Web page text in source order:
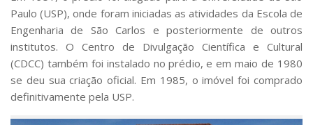
Paulo (USP), onde foram iniciadas as atividades da Escola de
Engenharia de São Carlos e posteriormente de outros
institutos. O Centro de Divulgação Científica e Cultural
(CDCC) também foi instalado no prédio, e em maio de 1980
se deu sua criação oficial. Em 1985, o imóvel foi comprado
definitivamente pela USP.